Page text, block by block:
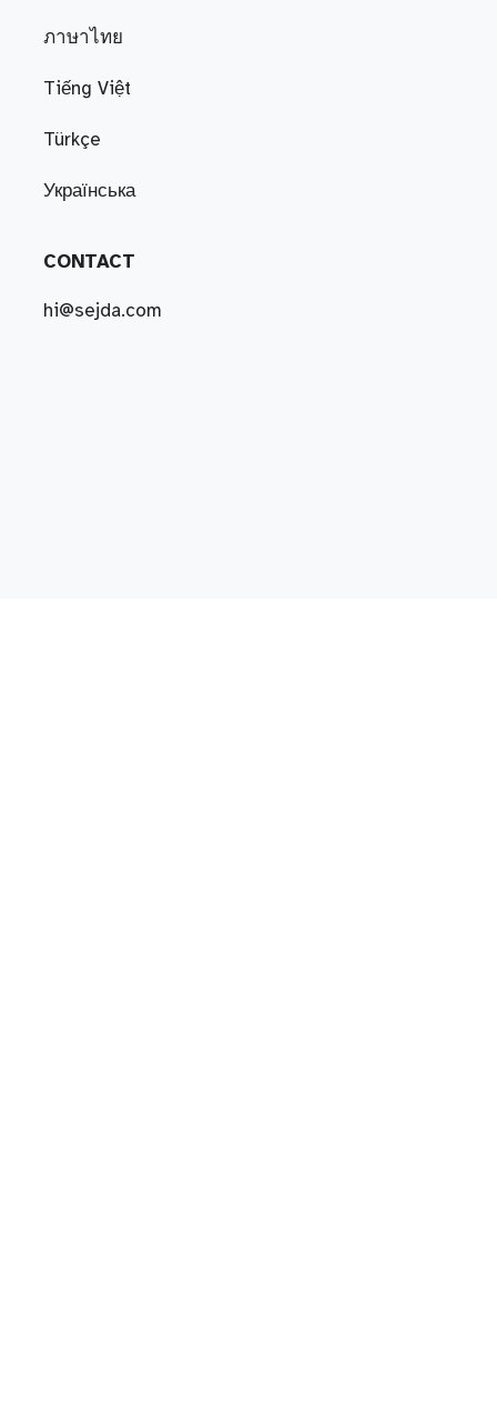
ภาษาไทย
Tiếng Việt
Türkçe
Українська
CONTACT
hi@sejda.com